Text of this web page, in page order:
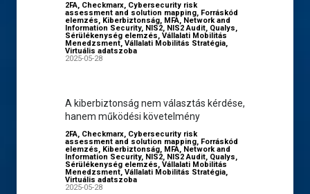
2FA, Checkmarx, Cybersecurity risk
assessment and solution mapping, Forráskód
elemzés, Kiberbiztonság, MFA, Network and
Information Security, NIS2, NIS2 Audit, Qualys,
Sérülékenység elemzés, Vállalati Mobilitás
Menedzsment, Vállalati Mobilitás Stratégia,
Virtuális adatszoba
2025-05-28
A kiberbiztonság nem választás kérdése,
hanem működési követelmény
2FA, Checkmarx, Cybersecurity risk
assessment and solution mapping, Forráskód
elemzés, Kiberbiztonság, MFA, Network and
Information Security, NIS2, NIS2 Audit, Qualys,
Sérülékenység elemzés, Vállalati Mobilitás
Menedzsment, Vállalati Mobilitás Stratégia,
Virtuális adatszoba
2025-05-28